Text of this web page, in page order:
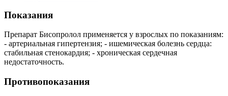
Показания
Препарат Бисопролол применяется у взрослых по показаниям:
- артериальная гипертензия; - ишемическая болезнь сердца:
стабильная стенокардия; - хроническая сердечная
недостаточность.
Противопоказания